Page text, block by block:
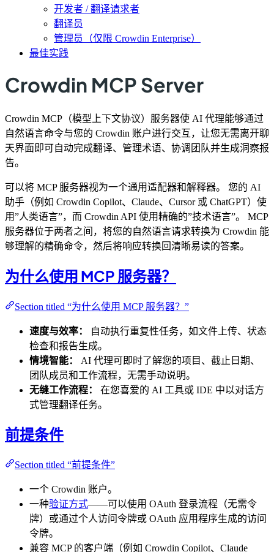
开发者 / 翻译请求者
翻译员
管理员（仅限 Crowdin Enterprise）
最佳实践
Crowdin MCP Server
Crowdin MCP（模型上下文协议）服务器使 AI 代理能够通过
自然语言命令与您的 Crowdin 账户进行交互，让您无需离开聊
天界面即可自动完成翻译、管理术语、协调团队并生成洞察报
告。
可以将 MCP 服务器视为一个通用适配器和解释器。 您的 AI
助手（例如 Crowdin Copilot、Claude、Cursor 或 ChatGPT）使
用”人类语言”，而 Crowdin API 使用精确的”技术语言”。 MCP
服务器位于两者之间，将您的自然语言请求转换为 Crowdin 能
够理解的精确命令，然后将响应转换回清晰易读的答案。
为什么使用 MCP 服务器？
Section titled “为什么使用 MCP 服务器？”
速度与效率：
自动执行重复性任务，如文件上传、状态
检查和报告生成。
情境智能：
AI 代理可即时了解您的项目、截止日期、
团队成员和工作流程，无需手动说明。
无缝工作流程：
在您喜爱的 AI 工具或 IDE 中以对话方
式管理翻译任务。
前提条件
Section titled “前提条件”
一个 Crowdin 账户。
一种验证方式——可以使用 OAuth 登录流程（无需令
牌）或通过个人访问令牌或 OAuth 应用程序生成的访问
令牌。
兼容 MCP 的客户端（例如 Crowdin Copilot、Claude